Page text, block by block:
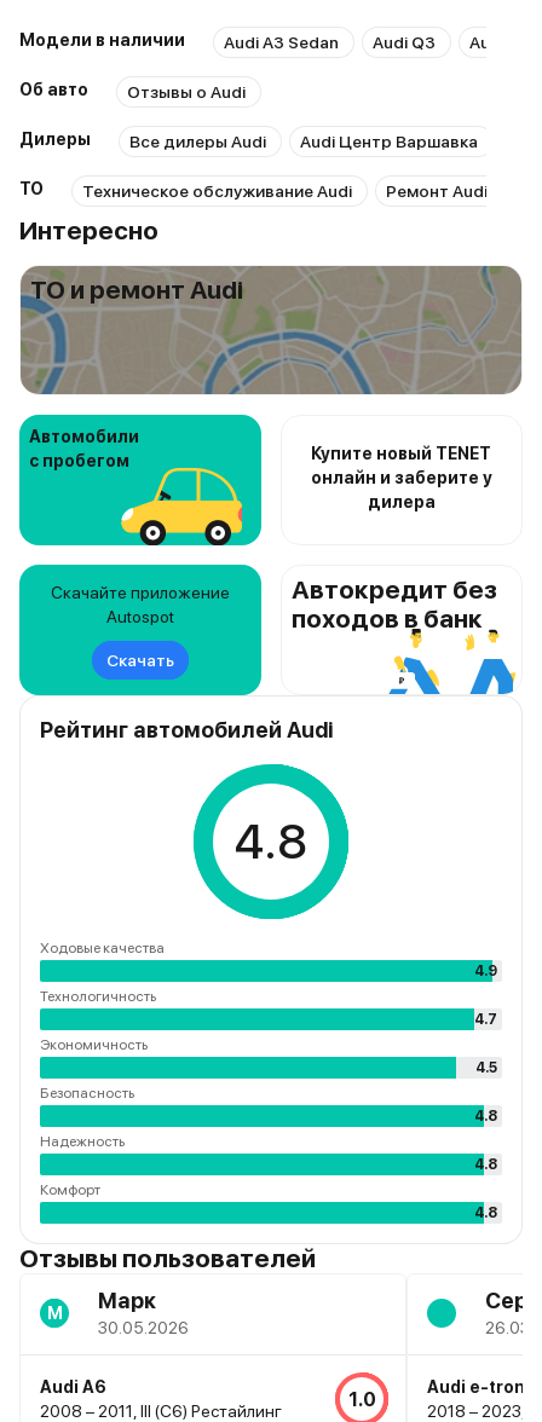
Модели в наличии Audi A3 Sedan Audi Q3 Audi Q5
Об авто Отзывы о Audi
Дилеры Все дилеры Audi Audi Центр Варшавка
ТО Техническое обслуживание Audi Ремонт Audi
Интересно
ТО и ремонт Audi
Автомобили
с пробегом
Купите новый TENET
онлайн и заберите у
дилера
Скачайте приложение
Autospot
Скачать
Автокредит без
походов в банк
Рейтинг автомобилей Audi
4.8
Ходовые качества
4.9
Технологичность
4.7
Экономичность
4.5
Безопасность
4.8
Надежность
4.8
Комфорт
4.8
Отзывы пользователей
М Марк
30.05.2026
Audi A6
2008 – 2011, III (C6) Рестайлинг
1.0
Audi e-tron
2018 – 2023, I